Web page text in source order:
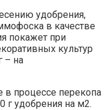
удобрения,
в качестве
покажет при
культур
– на
в процессе перекопа
г удобрения на м2.